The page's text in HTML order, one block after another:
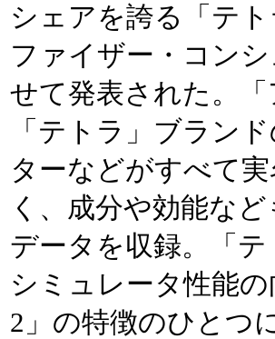
シェアを誇る「テ
ファイザー・コン
せて発表された。
「テトラ」ブラン
ターなどがすべて
く、成分や効能な
データを収録。「
シミュレータ性能
2」の特徴のひとつ